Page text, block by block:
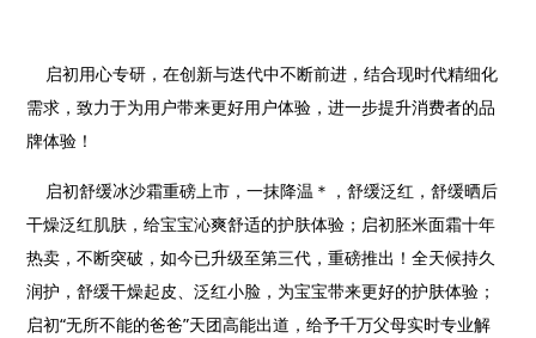
启初用心专研，在创新与迭代中不断前进，结合现时代精细化
需求，致力于为用户带来更好用户体验，进一步提升消费者的品
牌体验！
启初舒缓冰沙霜重磅上市，一抹降温＊，舒缓泛红，舒缓晒后
干燥泛红肌肤，给宝宝沁爽舒适的护肤体验；启初胚米面霜十年
热卖，不断突破，如今已升级至第三代，重磅推出！全天候持久
润护，舒缓干燥起皮、泛红小脸，为宝宝带来更好的护肤体验；
启初“无所不能的爸爸”天团高能出道，给予千万父母实时专业解